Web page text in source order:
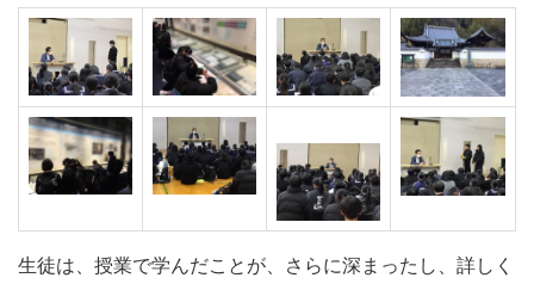
生徒は、授業で学んだことが、さらに深まったし、詳しく